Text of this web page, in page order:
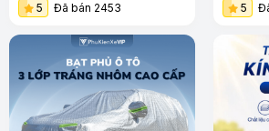
5 Đã bán 2453 5